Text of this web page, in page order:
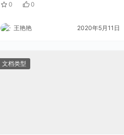
0 0
王艳艳 2020年5月11日
文档类型